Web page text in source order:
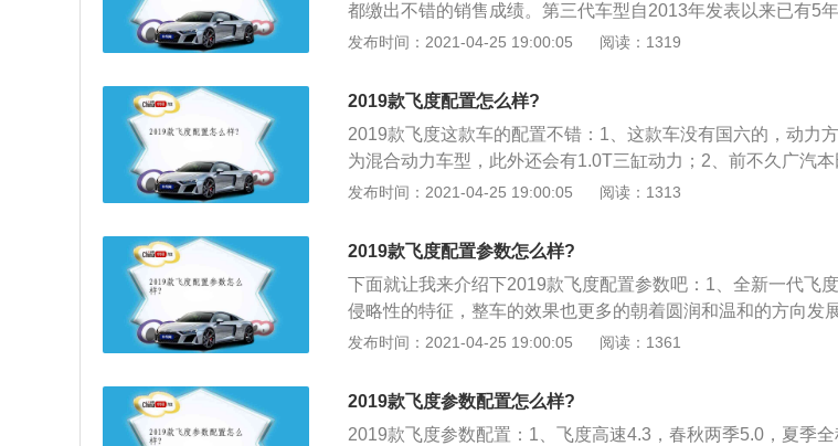
都缴出不错的销售成绩。第三代车型自2013年发表以来已有5
推出了小改款新车，目前只有日本本土以及马来西亚有混动版
全新Insight的脚步，从内至外换上本田家族式设计语汇，且车
000mm的水准，提供更宽裕的车室空间；3、另外，消息称新
1.0LVTEC涡轮增压三缸引擎，具备129PS\/200Nm的输出表现
0km\/L；而改良后的SportHybridi-DCD系统，更让JazzHybrid
m\/L提升至40km\/L。
发布时间：2021-04-25 19:00:05 阅读：1319
2019款飞度配置怎么样?
2019款飞度这款车的配置不错：1、这款车没有国六的，动力
为混合动力车型，此外还会有1.0T三缸动力；2、前不久广汽本
部长柳泽利之表示新飞度会由广汽本田生产并搭载四缸发动机
表示飞度未来会不断电动化，这意味着将来的飞度会变成一款
发布时间：2021-04-25 19:00:05 阅读：1313
2019款飞度配置参数怎么样?
下面就让我来介绍下2019款飞度配置参数吧：1、全新一代飞
侵略性的特征，整车的效果也更多的朝着圆润和温和的方向发
得，在雅阁和思域这两款车型上的变化已经足够激进，于是让
灯组，并采用横向布局，且中央融入了亮黑色饰条。尾门和后
洁，贯穿尾门和后杠的筋线则带来了更强的层次感和立体感。
发布时间：2021-04-25 19:00:05 阅读：1361
2019款飞度参数配置怎么样?
2019款飞度参数配置：1、飞度高速4.3，春秋两季5.0，夏季